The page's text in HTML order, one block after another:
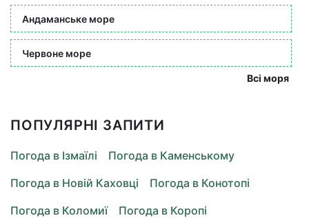
Андаманське море
Червоне море
Всі моря
ПОПУЛЯРНІ ЗАПИТИ
Погода в Ізмаїлі
Погода в Каменському
Погода в Новій Каховці
Погода в Конотопі
Погода в Коломиї
Погода в Коропі